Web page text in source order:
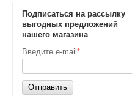
Подписаться на рассылку
выгодных предложений
нашего магазина
Введите e-mail *
Отправить